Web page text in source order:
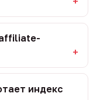
affiliate-
индекс